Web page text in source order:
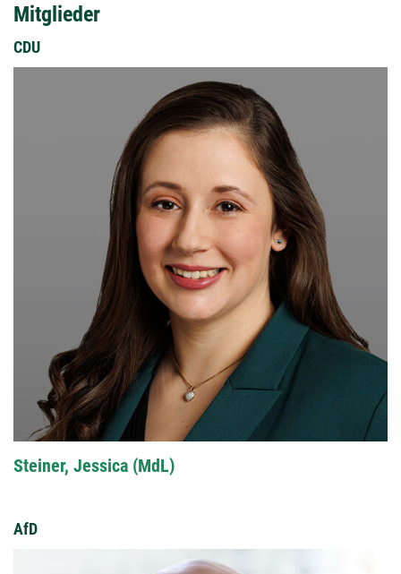
Mitglieder
CDU
Steiner, Jessica (MdL)
AfD